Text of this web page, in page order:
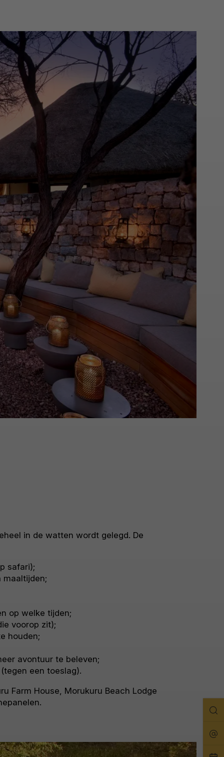
in de watten wordt gelegd. De
safari);
op welke tijden;
voorop zit);
houden;
avontuur te beleven;
een toeslag).
Farm House, Morukuru Beach Lodge